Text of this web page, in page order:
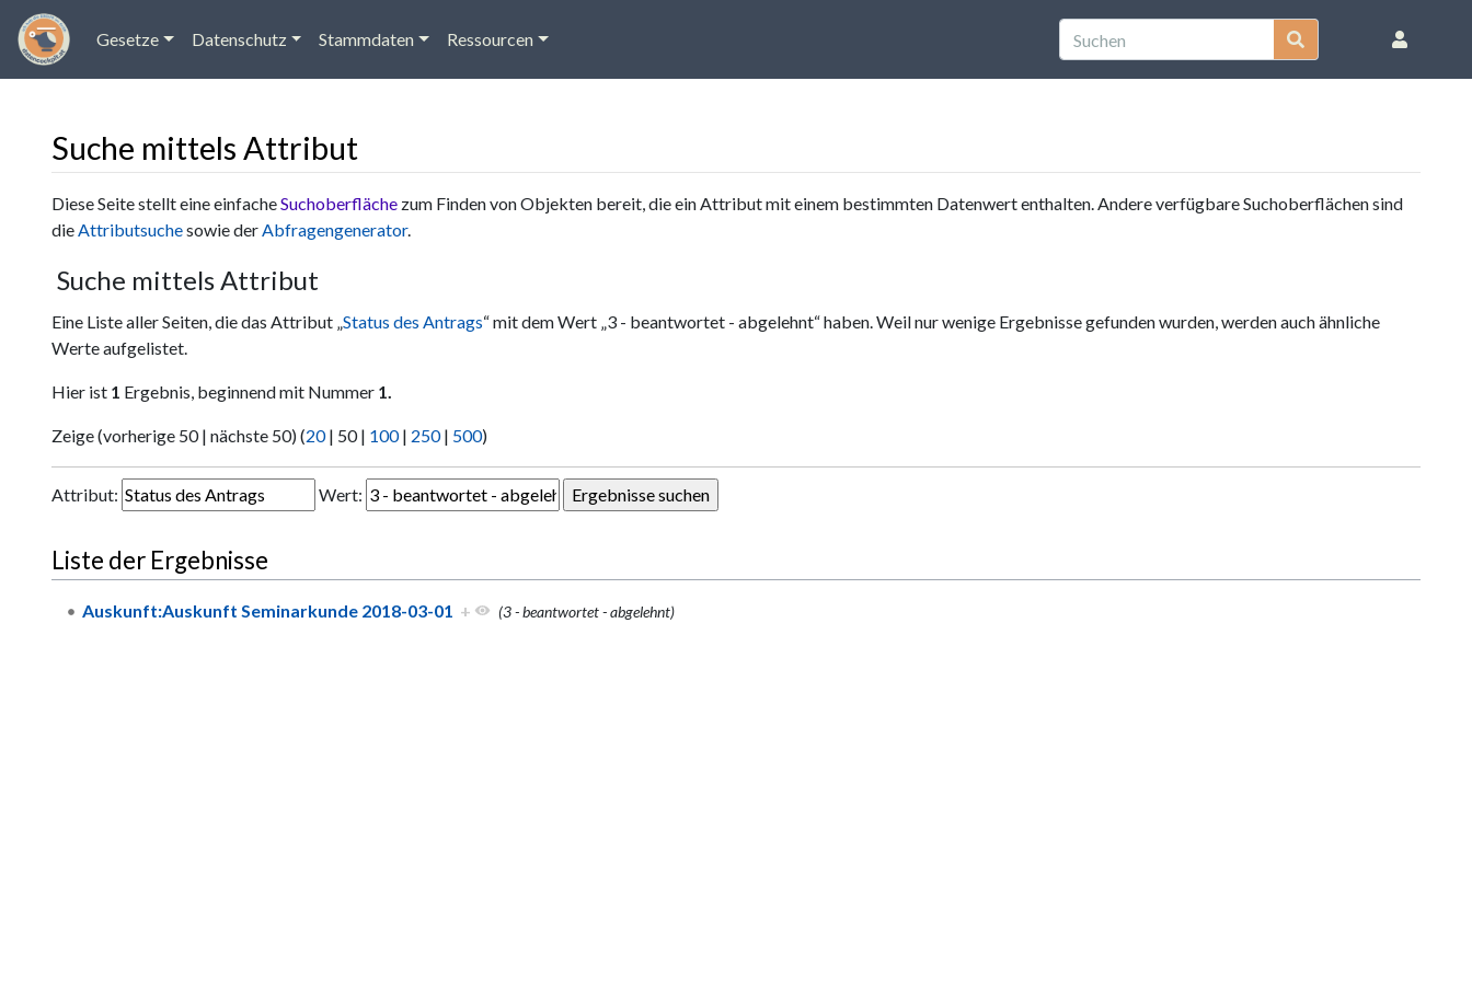
Gesetze Datenschutz Stammdaten Ressourcen
Suche mittels Attribut
Wechseln zu:Navigation,Suche
Diese Seite stellt eine einfacheSuchoberfläche zum Finden von Objekten bereit, die ein Attribut mit einem bestimmten Datenwert enthalten. Andere verfügbare Suchoberflächen sind
dieAttributsuchesowie derAbfragengenerator.
Suche mittels Attribut
Eine Liste aller Seiten, die das Attribut „Status des Antrags“ mit dem Wert „3 - beantwortet - abgelehnt“ haben. Weil nur wenige Ergebnisse gefunden wurden, werden auch ähnliche
Werte aufgelistet.
Hier ist 1 Ergebnis, beginnend mit Nummer 1.
Zeige (vorherige 50 | nächste 50) (20| 50| 100| 250| 500)
Attribut: Wert:
Liste der Ergebnisse
Auskunft:Auskunft Seminarkunde 2018-03-01 + (3 - beantwortet - abgelehnt)